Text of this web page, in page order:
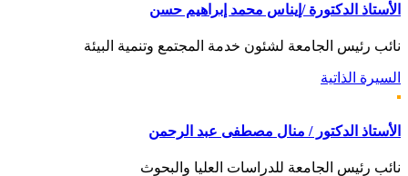
الأستاذ الدكتورة /إيناس محمد إبراهيم حسن
نائب رئيس الجامعة لشئون خدمة المجتمع وتنمية البيئة
السيرة الذاتية
الأستاذ الدكتور / منال مصطفى عبد الرحمن
نائب رئيس الجامعة للدراسات العليا والبحوث